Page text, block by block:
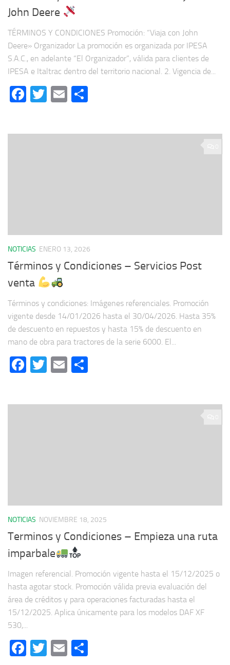
John Deere
TÉRMINOS Y CONDICIONES Promoción: “Viaja con John
Deere» Organizador La promoción es organizada por IPESA
S.A.C., en adelante “El Organizador”, válida para clientes de
IPESA e Italtrac dentro del territorio nacional. 2. Vigencia de...
Facebook
Twitter
Email
NOTICIAS ENERO 13, 2026
Términos y Condiciones – Servicios Post
venta
Términos y condiciones: Imágenes referenciales. Promoción
vigente desde 14/01/2026 hasta el 30/04/2026. Hasta 35%
de descuento en repuestos y hasta 15% de descuento en
mano de obra para tractores de la serie 6000. El...
Facebook
Twitter
Email
NOTICIAS NOVIEMBRE 18, 2025
Terminos y Condiciones – Empieza una ruta
imparbale
Imagen referencial. Promoción vigente hasta el 15/12/2025 o
hasta agotar stock. Promoción válida previa evaluación del
área de créditos y para operaciones facturadas hasta el
15/12/2025. Aplica únicamente para los modelos DAF XF
530,...
Facebook
Twitter
Email